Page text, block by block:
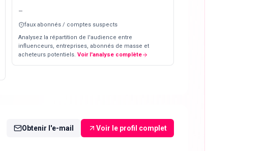
-
faux abonnés / comptes suspects
Analysez la répartition de l'audience entre
influenceurs, entreprises, abonnés de masse et
acheteurs potentiels. Voir l'analyse complète
Obtenir l'e-mail Voir le profil complet